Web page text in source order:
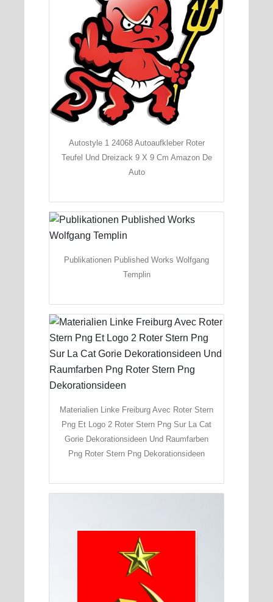
Autostyle 1 24068 Autoaufkleber Roter
Teufel Und Dreizack 9 X 9 Cm Amazon De
Auto
Publikationen Published Works Wolfgang
Templin
Materialien Linke Freiburg Avec Roter Stern
Png Et Logo 2 Roter Stern Png Sur La Cat
Gorie Dekorationsideen Und Raumfarben
Png Roter Stern Png Dekorationsideen